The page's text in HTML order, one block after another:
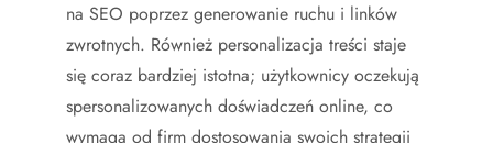
na SEO poprzez generowanie ruchu i linków
zwrotnych. Również personalizacja treści staje
się coraz bardziej istotna; użytkownicy oczekują
spersonalizowanych doświadczeń online, co
wymaga od firm dostosowania swoich strategii